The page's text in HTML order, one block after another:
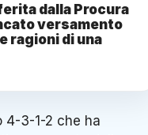
dalla Procura
versamento
ragioni di una
4-3-1-2 che ha